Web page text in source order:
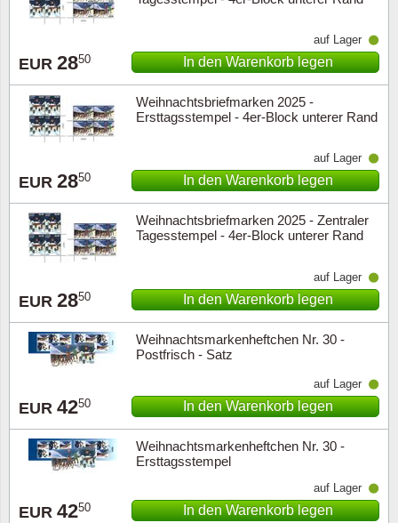
EUR 2850
auf Lager
In den Warenkorb legen
Weihnachtsbriefmarken 2025 -
Ersttagsstempel - 4er-Block unterer Rand
EUR 2850
auf Lager
In den Warenkorb legen
Weihnachtsbriefmarken 2025 - Zentraler
Tagesstempel - 4er-Block unterer Rand
EUR 2850
auf Lager
In den Warenkorb legen
Weihnachtsmarkenheftchen Nr. 30 -
Postfrisch - Satz
EUR 4250
auf Lager
In den Warenkorb legen
Weihnachtsmarkenheftchen Nr. 30 -
Ersttagsstempel
EUR 4250
auf Lager
In den Warenkorb legen